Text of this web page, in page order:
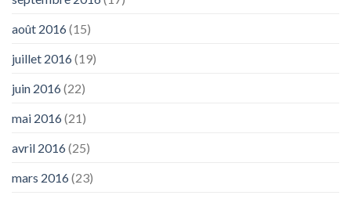
août 2016(15)
juillet 2016(19)
juin 2016(22)
mai 2016(21)
avril 2016(25)
mars 2016(23)